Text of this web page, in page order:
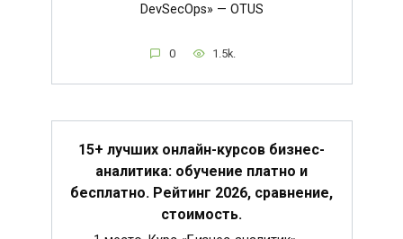
DevSecOps» — OTUS
0 1.5k.
15+ лучших онлайн-курсов бизнес-
аналитика: обучение платно и
бесплатно. Рейтинг 2026, сравнение,
стоимость.